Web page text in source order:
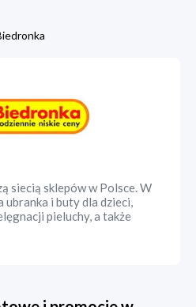
siecią sklepów w Polsce. W
ubranka i buty dla dzieci,
pieluchy, a także